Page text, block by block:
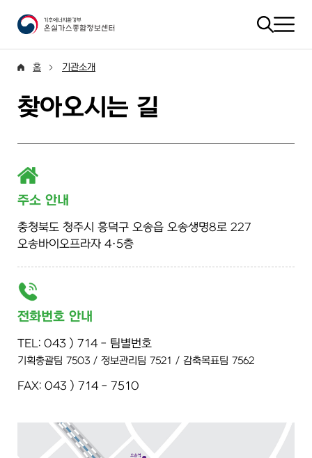
홈 기관소개
찾아오시는 길
주소 안내
충청북도 청주시 흥덕구 오송읍 오송생명8로 227
오송바이오프라자 4·5층
전화번호 안내
TEL: 043 ) 714 - 팀별번호
기획총괄팀 7503 / 정보관리팀 7521 / 감축목표팀 7562
FAX: 043 ) 714 - 7510